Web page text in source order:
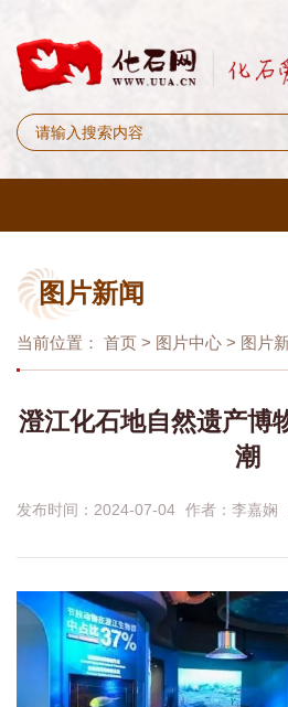
图片新闻
当前位置： 首页 > 图片中心 > 图片
澄江化石地自然遗产博
潮
发布时间：2024-07-04 作者： 李嘉娴